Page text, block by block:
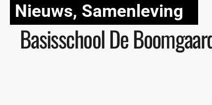
Nieuws, Samenleving
Basisschool De